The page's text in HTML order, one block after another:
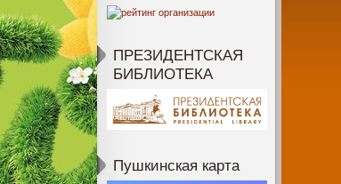
ПРЕЗИДЕНТСКАЯ
БИБЛИОТЕКА
Пушкинская карта